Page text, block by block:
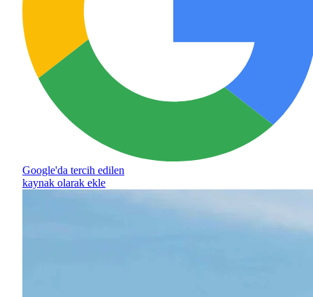
Google'da tercih edilen
kaynak olarak ekle